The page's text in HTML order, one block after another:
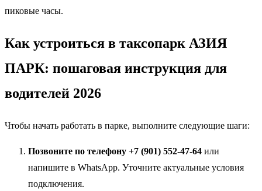
пиковые часы.
Как устроиться в таксопарк АЗИЯ
ПАРК: пошаговая инструкция для
водителей 2026
Чтобы начать работать в парке, выполните следующие шаги:
Позвоните по телефону +7 (901) 552-47-64 или
напишите в WhatsApp. Уточните актуальные условия
подключения.